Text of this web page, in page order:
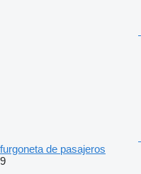
furgoneta de pasajeros
9